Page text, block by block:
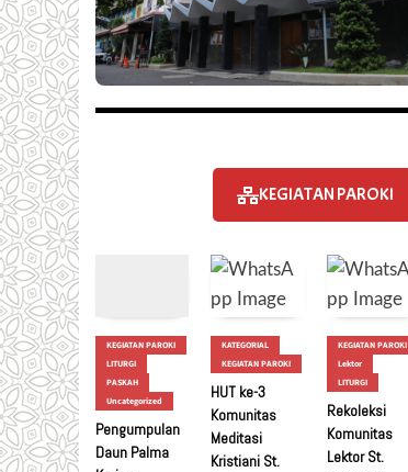
KEGIATAN PAROKI
KEGIATAN PAROKI
LITURGI
PASKAH
Uncategorized
Pengumpulan
Daun Palma
KATEGORIAL
KEGIATAN PAROKI
HUT ke-3
Komunitas
Meditasi
Kristiani St.
KEGIATAN PAROKI
Lektor
LITURGI
Rekoleksi
Komunitas
Lektor St.